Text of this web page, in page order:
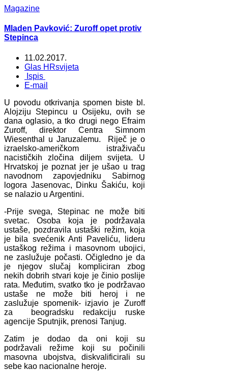
Magazine
Mladen Pavković: Zuroff opet protiv
Stepinca
11.02.2017.
Glas HRsvijeta
Ispis
E-mail
U povodu otkrivanja spomen biste bl.
Alojziju Stepincu u Osijeku, ovih se
dana oglasio, a tko drugi nego Efraim
Zuroff, direktor Centra Simnom
Wiesenthal u Jaruzalemu. Riječ je o
izraelsko-američkom istraživaču
nacističkih zločina diljem svijeta. U
Hrvatskoj je poznat jer je ušao u trag
navodnom zapovjedniku Sabirnog
logora Jasenovac, Dinku Šakiću, koji
se nalazio u Argentini.
-Prije svega, Stepinac ne može biti
svetac. Osoba koja je podržavala
ustaše, pozdravila ustaški režim, koja
je bila svećenik Anti Paveliću, lideru
ustaškog režima i masovnom ubojici,
ne zaslužuje počasti. Očigledno je da
je njegov slučaj kompliciran zbog
nekih dobrih stvari koje je činio poslije
rata. Međutim, svatko tko je podržavao
ustaše ne može biti heroj i ne
zaslužuje spomenik- izjavio je Zuroff
za beogradsku redakciju ruske
agencije Sputnjik, prenosi Tanjug.
Zatim je dodao da oni koji su
podržavali režime koji su počinili
masovna ubojstva, diskvalificirali su
sebe kao nacionalne heroje.